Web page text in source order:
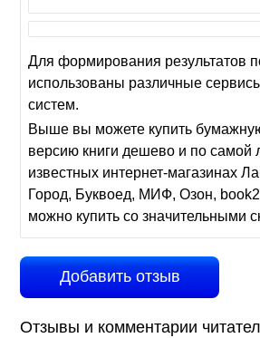
Для формирования результатов
использованы различные
систем.
Выше вы можете купить
версию книги дешево и по самой
известных интернет-магазинах
Город, Буквоед, МИФ, Озон,
можно купить со значительными
Добавить отзыв
Отзывы и комментарии